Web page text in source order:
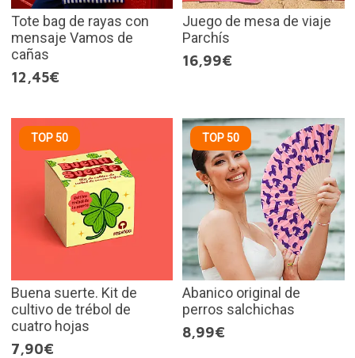
Tote bag de rayas con
mensaje Vamos de
cañas
12,45€
Juego de mesa de viaje
Parchís
16,99€
TOP 50
Buena suerte. Kit de
cultivo de trébol de
cuatro hojas
7,90€
TOP 50
Abanico original de
perros salchichas
8,99€